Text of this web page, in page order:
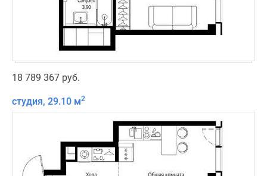
18 789 367 руб.
студия, 29.10 м2